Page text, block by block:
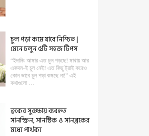
চুল পড়া কমে যাবে নিশ্চিত |
মেনে চলুন ৫টি সহজ টিপস
“ইদানিং আমার এত চুল পড়ছে! মাথায় আর
একদম-ই চুল নেই! এত কিছু ট্রাই করেও
কোন ভাবে চুল পড়া কমছে না!” এই
কথাগুলো …
ত্বকের সুরক্ষায় ব্যবহৃত
সানস্ক্রিন, সানস্টিক ও সানব্লকের
মধ্যে পার্থক্য